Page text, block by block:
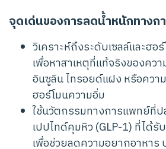
จุดเด่นของการลดน้ำหนักทางก
วิเคราะห์ถึงระดับเซลล์และฮอ
เพื่อหาสาเหตุที่แท้จริงของควา
อินซูลิน ไทรอยด์แฝง หรือคว
ฮอร์โมนความอิ่ม
ใช้นวัตกรรมทางการแพทย์ที่ป
เปปไทด์คุมหิว (GLP-1) ที่ได้
เพื่อช่วยลดความอยากอาหา